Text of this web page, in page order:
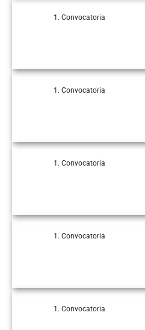
Convocatoria
Convocatoria
Convocatoria
Convocatoria
Convocatoria